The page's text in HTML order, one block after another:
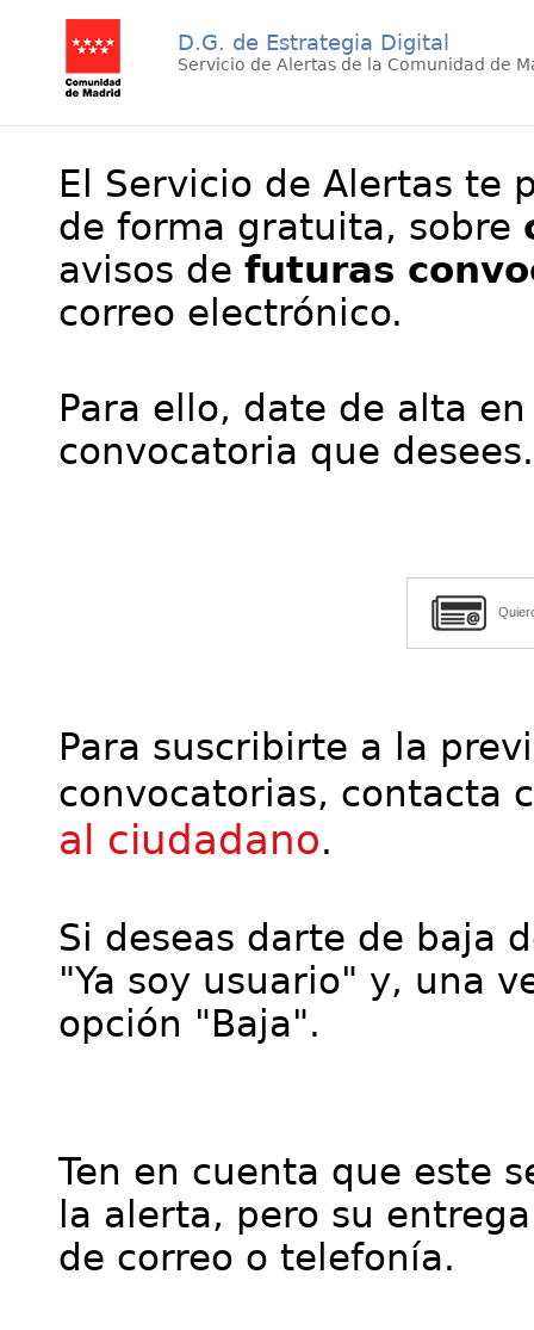
D.G. de Estrategia Digital
Servicio de Alertas de la Comunidad de
El Servicio de Alertas te
de forma gratuita, sobre
avisos de futuras
correo electrónico.
Para ello, date de alta
convocatoria que desees.
Para suscribirte a la
convocatorias, contacta
al ciudadano.
Si deseas darte de baja
"Ya soy usuario" y, una
opción "Baja".
Ten en cuenta que este
la alerta, pero su
de correo o telefonía.